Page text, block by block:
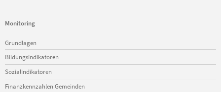
Monitoring
Navigation
überspringen
Grundlagen
Bildungsindikatoren
Sozialindikatoren
Finanzkennzahlen Gemeinden